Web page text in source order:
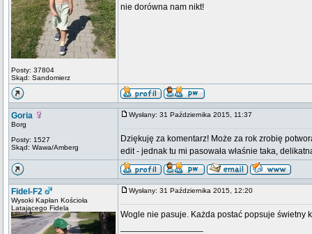
Posty: 37804
Skąd: Sandomierz
nie dorówna nam nikt!
Goria
Borg
Posty: 1527
Skąd: Wawa/Amberg
Wysłany: 31 Października 2015, 11:37
Dziękuję za komentarz! Może za rok zrobię
edit - jednak tu mi pasowała właśnie taka,
Fidel-F2
Wysoki Kapłan Kościoła
Latającego Fidela
Wysłany: 31 Października 2015, 12:20
Wogle nie pasuje. Każda postać popsuje świetny